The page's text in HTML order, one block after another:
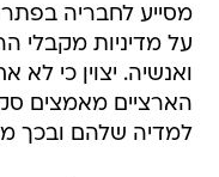
מסייע לחבריה
על מדיניות מקבלי
ואנשיה. יצוין כי לא
הארציים מאמצים
למדיה שלהם ובכך